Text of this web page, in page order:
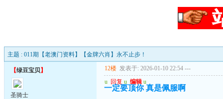
主题 : 011期【老澳门资料】【金牌六肖】永不止步！
【绿豆宝贝】
圣骑士
12楼 发表于: 2026-01-10 22:54 ---
u 回复 u 编辑 u
一定要顶你 真是佩服啊